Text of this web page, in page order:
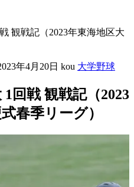
観戦記（2023年東海地区大
年4月20日 kou 大学野球
回戦 観戦記（2023
春季リーグ）